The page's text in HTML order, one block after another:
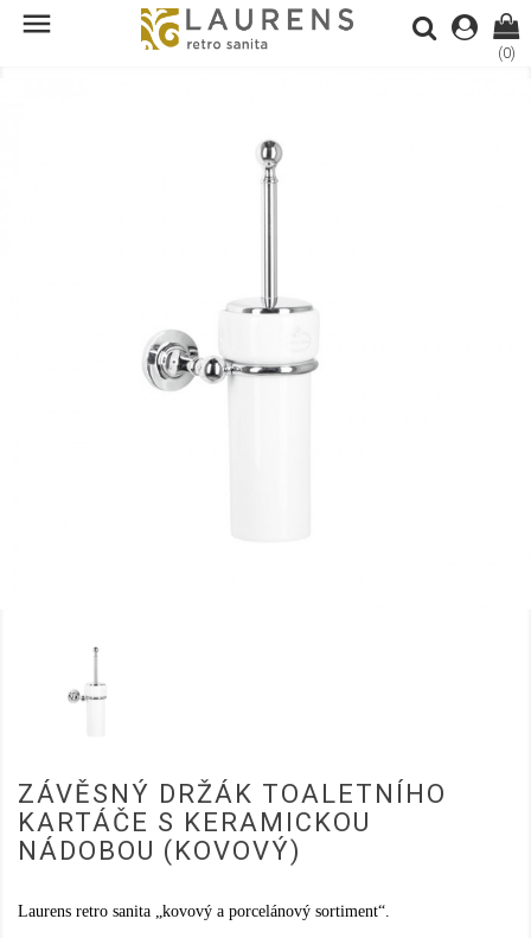

(0)
ZÁVĚSNÝ DRŽÁK TOALETNÍHO
KARTÁČE S KERAMICKOU
NÁDOBOU (KOVOVÝ)
Laurens retro sanita „kovový a porcelánový sortiment“.